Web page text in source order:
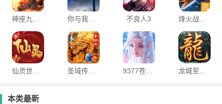
你与我文字游戏 不良人3 烽火战沙游戏官方版
仙灵世界小米版 圣域传奇ol手游 9377苍穹剑决hd官方版
本类最新